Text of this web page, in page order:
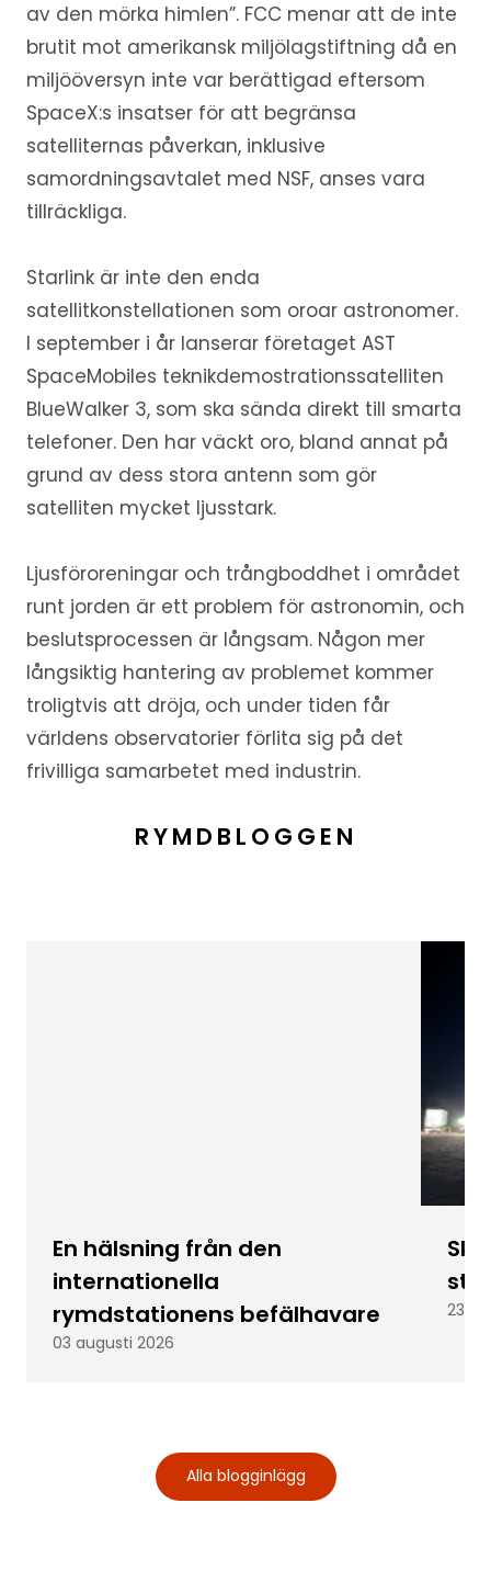
av den mörka himlen”. FCC menar att de inte
brutit mot amerikansk miljölagstiftning då en
miljööversyn inte var berättigad eftersom
SpaceX:s insatser för att begränsa
satelliternas påverkan, inklusive
samordningsavtalet med NSF, anses vara
tillräckliga.
Starlink är inte den enda
satellitkonstellationen som oroar astronomer.
I september i år lanserar företaget AST
SpaceMobiles teknikdemostrationssatelliten
BlueWalker 3, som ska sända direkt till smarta
telefoner. Den har väckt oro, bland annat på
grund av dess stora antenn som gör
satelliten mycket ljusstark.
Ljusföroreningar och trångboddhet i området
runt jorden är ett problem för astronomin, och
beslutsprocessen är långsam. Någon mer
långsiktig hantering av problemet kommer
troligtvis att dröja, och under tiden får
världens observatorier förlita sig på det
frivilliga samarbetet med industrin.
RYMDBLOGGEN
En hälsning från den
internationella
rymdstationens befälhavare
03 augusti 2026
23
Alla blogginlägg